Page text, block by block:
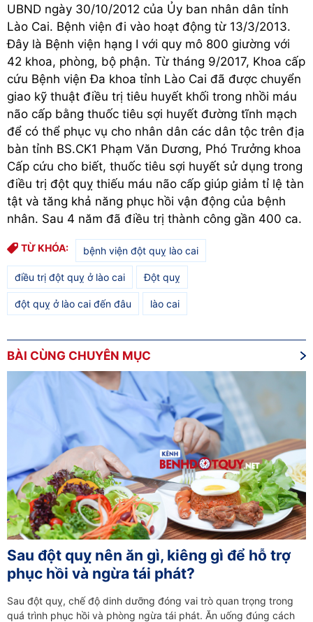
UBND ngày 30/10/2012 của Ủy ban nhân dân tỉnh
Lào Cai. Bệnh viện đi vào hoạt động từ 13/3/2013.
Đây là Bệnh viện hạng I với quy mô 800 giường với
42 khoa, phòng, bộ phận. Từ tháng 9/2017, Khoa cấp
cứu Bệnh viện Đa khoa tỉnh Lào Cai đã được chuyển
giao kỹ thuật điều trị tiêu huyết khối trong nhồi máu
não cấp bằng thuốc tiêu sợi huyết đường tĩnh mạch
để có thể phục vụ cho nhân dân các dân tộc trên địa
bàn tỉnh BS.CK1 Phạm Văn Dương, Phó Trưởng khoa
Cấp cứu cho biết, thuốc tiêu sợi huyết sử dụng trong
điều trị đột quỵ thiếu máu não cấp giúp giảm tỉ lệ tàn
tật và tăng khả năng phục hồi vận động của bệnh
nhân. Sau 4 năm đã điều trị thành công gần 400 ca.
TỪ KHÓA: bệnh viện đột quỵ lào cai
điều trị đột quỵ ở lào cai Đột quỵ
đột quỵ ở lào cai đến đâu lào cai
BÀI CÙNG CHUYÊN MỤC
Sau đột quỵ nên ăn gì, kiêng gì để hỗ trợ
phục hồi và ngừa tái phát?
Sau đột quỵ, chế độ dinh dưỡng đóng vai trò quan trọng trong
quá trình phục hồi và phòng ngừa tái phát. Ăn uống đúng cách